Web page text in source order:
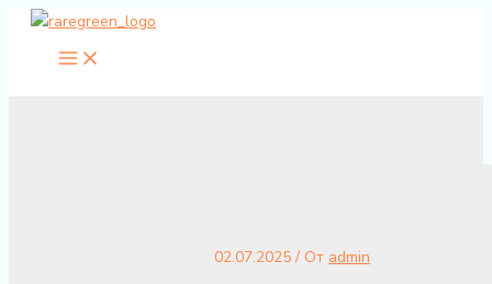
Перейти
содержимому
02.07.2025 / От admin